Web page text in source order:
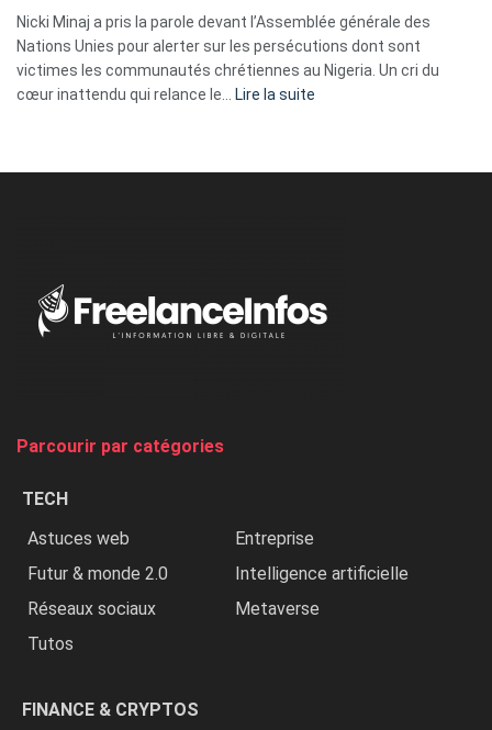
ses
tripes »
Nicki Minaj a pris la parole devant l’Assemblée générale des
Nations Unies pour alerter sur les persécutions dont sont
victimes les communautés chrétiennes au Nigeria. Un cri du
cœur inattendu qui relance le… Lire la suite
Nigeria,
Parcourir par catégories
TECH
Astuces web
Entreprise
Futur & monde 2.0
Intelligence artificielle
Réseaux sociaux
Metaverse
Tutos
FINANCE & CRYPTOS